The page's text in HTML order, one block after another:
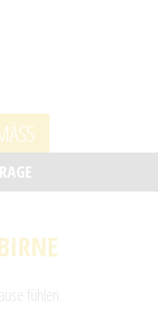
fühlen.